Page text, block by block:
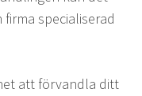
specialiserad
att förvandla ditt